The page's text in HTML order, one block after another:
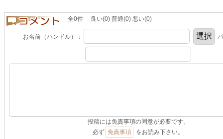
全0件 良い(0) 普通(0) 悪い(0)
お名前（ハンドル）：
投稿には免責事項の同意が必要です。
必ず 免責事項
をお読み下さい。